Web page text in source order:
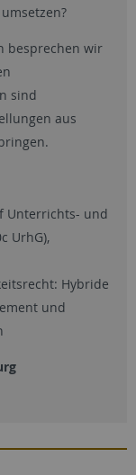
besprechen wir
sind
aus
Unterrichts- und
UrhG),
Hybride
und